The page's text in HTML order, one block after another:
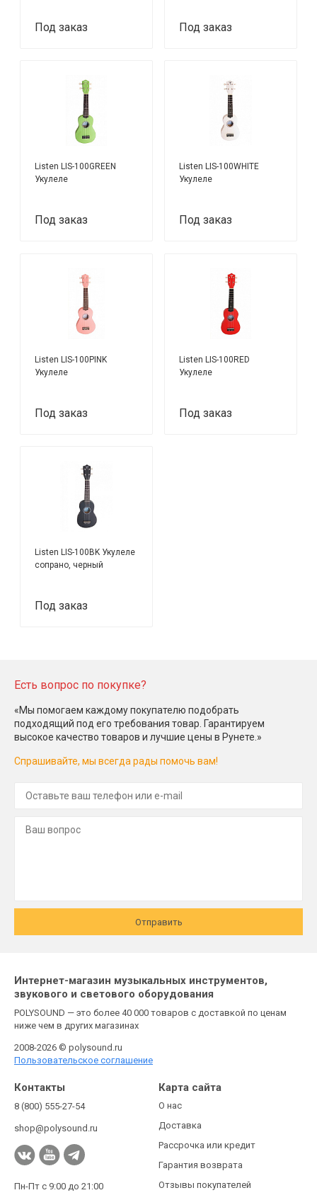
Под заказ Под заказ
Listen LIS-100GREEN
Укулеле
Под заказ
Listen LIS-100WHITE
Укулеле
Под заказ
Listen LIS-100PINK
Укулеле
Под заказ
Listen LIS-100RED
Укулеле
Под заказ
Listen LIS-100BK Укулеле
сопрано, черный
Под заказ
Есть вопрос по покупке?
«Мы помогаем каждому покупателю подобрать
подходящий под его требования товар. Гарантируем
высокое качество товаров и лучшие цены в Рунете.»
Спрашивайте, мы всегда рады помочь вам!
Отправить
Интернет-магазин музыкальных инструментов,
звукового и светового оборудования
POLYSOUND — это более 40 000 товаров с доставкой по ценам
ниже чем в других магазинах
2008-2026 © polysound.ru
Пользовательское соглашение
Контакты
8 (800) 555-27-54
shop@polysound.ru
Пн-Пт с 9:00 до 21:00
Карта сайта
О нас
Доставка
Рассрочка или кредит
Гарантия возврата
Отзывы покупателей